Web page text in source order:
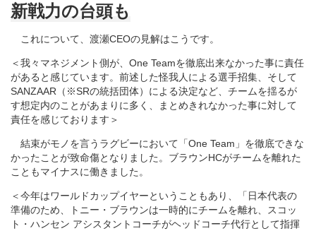
新戦力の台頭も
これについて、渡瀬CEOの見解はこうです。
＜我々マネジメント側が、One Teamを徹底出来なかった事に責任
があると感じています。前述した怪我人による選手招集、そして
SANZAAR（※SRの統括団体）による決定など、チームを揺るが
す想定内のことがあまりに多く、まとめきれなかった事に対して
責任を感じております＞
結束がモノを言うラグビーにおいて「One Team」を徹底できな
かったことが致命傷となりました。ブラウンHCがチームを離れた
こともマイナスに働きました。
＜今年はワールドカップイヤーということもあり、「日本代表の
準備のため、トニー・ブラウンは一時的にチームを離れ、スコッ
ト・ハンセン アシスタントコーチがヘッドコーチ代行として指揮